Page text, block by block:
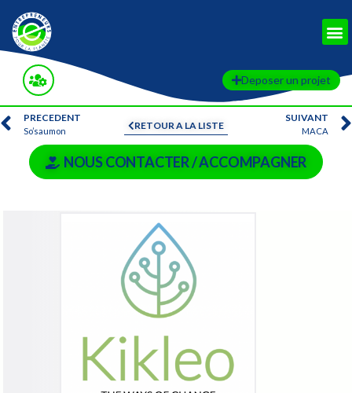
Deposer un projet
RETOUR A LA LISTE
PRECEDENT
So’saumon
SUIVANT
MACA
NOUS CONTACTER / ACCOMPAGNER